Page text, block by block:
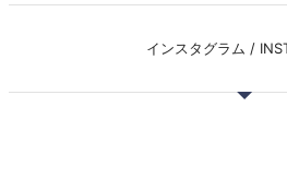
インスタグラム /